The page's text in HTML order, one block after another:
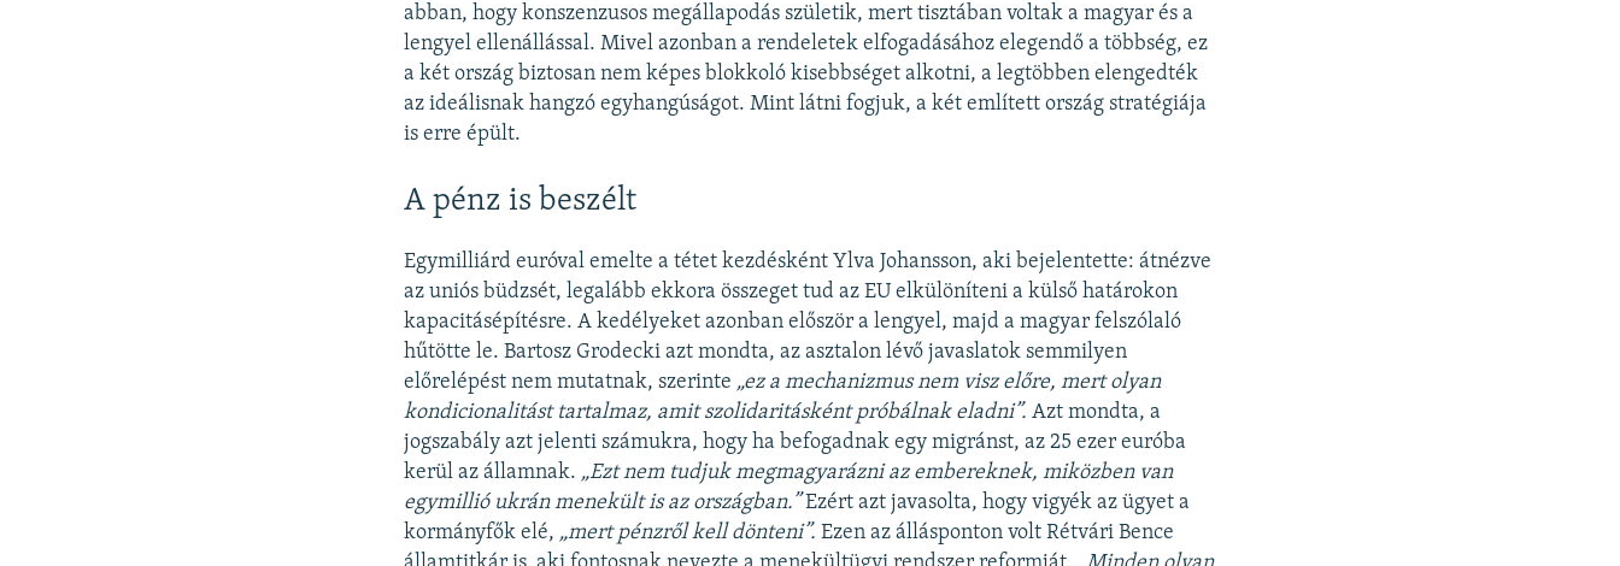
abban, hogy konszenzusos megállapodás születik, mert tisztában voltak a magyar és a
lengyel ellenállással. Mivel azonban a rendeletek elfogadásához elegendő a többség, ez
a két ország biztosan nem képes blokkoló kisebbséget alkotni, a legtöbben elengedték
az ideálisnak hangzó egyhangúságot. Mint látni fogjuk, a két említett ország stratégiája
is erre épült.
A pénz is beszélt
Egymilliárd euróval emelte a tétet kezdésként Ylva Johansson, aki bejelentette: átnézve
az uniós büdzsét, legalább ekkora összeget tud az EU elkülöníteni a külső határokon
kapacitásépítésre. A kedélyeket azonban először a lengyel, majd a magyar felszólaló
hűtötte le. Bartosz Grodecki azt mondta, az asztalon lévő javaslatok semmilyen
előrelépést nem mutatnak, szerinte „ez a mechanizmus nem visz előre, mert olyan
kondicionalitást tartalmaz, amit szolidaritásként próbálnak eladni”. Azt mondta, a
jogszabály azt jelenti számukra, hogy ha befogadnak egy migránst, az 25 ezer euróba
kerül az államnak. „Ezt nem tudjuk megmagyarázni az embereknek, miközben van
egymillió ukrán menekült is az országban.”Ezért azt javasolta, hogy vigyék az ügyet a
kormányfők elé, „mert pénzről kell dönteni”. Ezen az állásponton volt Rétvári Bence